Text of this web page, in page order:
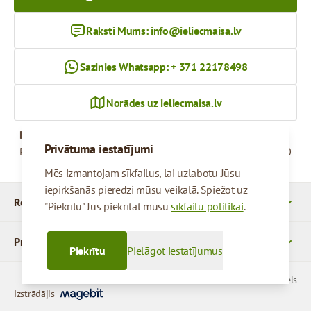
Privātuma iestatījumi
Mēs izmantojam sīkfailus, lai uzlabotu Jūsu
iepirkšanās pieredzi mūsu veikalā. Spiežot uz
"Piekrītu" Jūs piekrītat mūsusīkfailu politikai.
Pielāgot iestatījumus
Piekrītu
Rekvizīti
Produkti
Raksti Mums: info@ieliecmaisa.lv
Sazinies Whatsapp: + 371 22178498
Norādes uz ieliecmaisa.lv
Darba Laiks
Pirmdiena - Piektdiena
09:00 - 17:00
© 2026 SIA Parcels
Izstrādājis